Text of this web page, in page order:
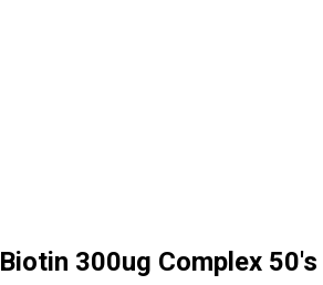
Biotin 300ug Complex 50's